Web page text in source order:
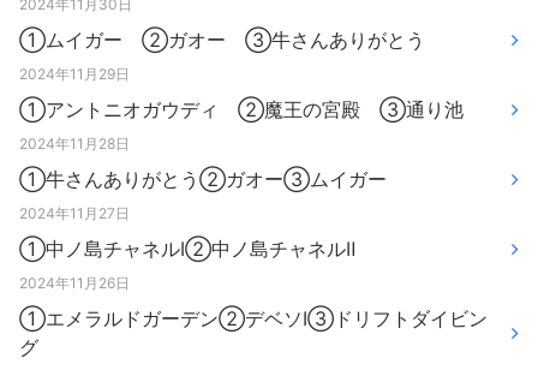
2024年11月30日
①ムイガー ②ガオー ③牛さんありがとう
2024年11月29日
①アントニオガウディ ②魔王の宮殿 ③通り池
2024年11月28日
①牛さんありがとう②ガオー③ムイガー
2024年11月27日
①中ノ島チャネルⅠ②中ノ島チャネルⅡ
2024年11月26日
①エメラルドガーデン②デベソⅠ③ドリフトダイビン
グ